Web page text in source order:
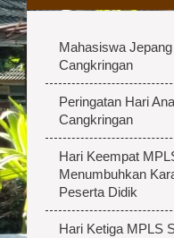
Mahasiswa
Cangkringan
Peringatan Hari
Cangkringan
Hari Keempat
Menumbuhkan
Peserta Didik
Hari Ketiga MPLS